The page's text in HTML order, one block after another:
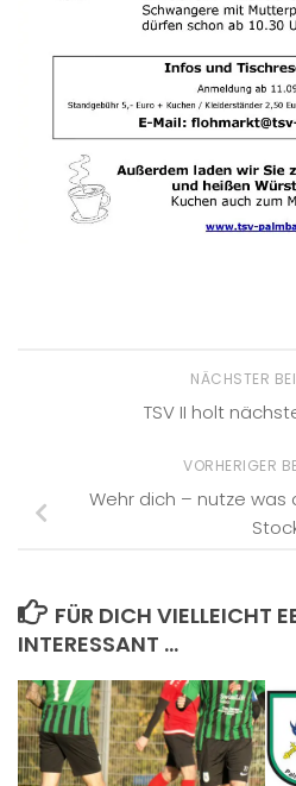
NÄCHSTER
TSV II holt
VORHERIGER
Wehr dich – nutze was
FÜR DICH VIELLEICHT
INTERESSANT …